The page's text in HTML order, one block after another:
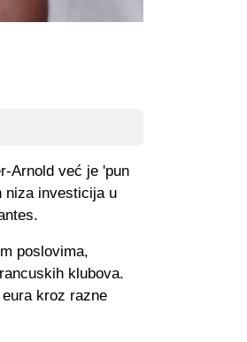
Arnold već je 'pun
niza investicija u
poslovima,
klubova.
kroz razne